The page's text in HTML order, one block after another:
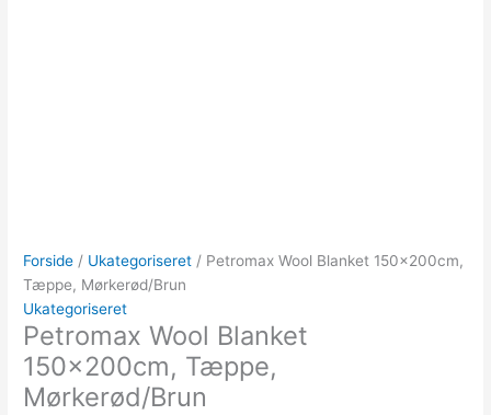
Forside / Ukategoriseret / Petromax Wool Blanket 150x200cm,
Tæppe, Mørkerød/Brun
Ukategoriseret
Petromax Wool Blanket
150x200cm, Tæppe,
Mørkerød/Brun